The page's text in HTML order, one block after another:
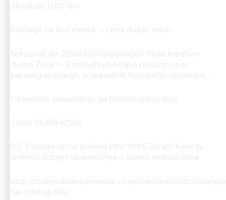
Za ostale 1200 din.
Plaćanje na licu mesta – cena duplo veća
Tekući račun: 265613031000044060 Multi kreativni
studio Zoran – Proslediti izveštaj o plaćanju iz e-
banking aplikacije, screenshot, fotografiju uplatnice…
Obavezno zakazivanje na telefon/sms/inbox
Zoran 0628842560
P.S. Prijavite se na mailing listu “MKS Zoran” kako bi
direkno dobijali obaveštenja o novim radionicama
http://zoranodrampe.wixsite.com/kreativnistudiozoran/
na-mailing-listu